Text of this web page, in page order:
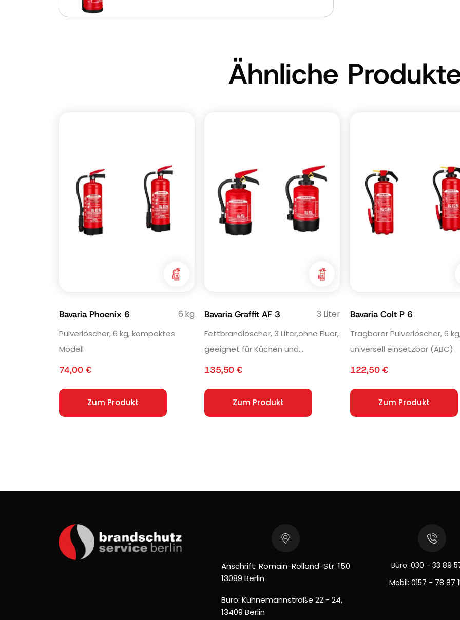
Ähnliche
Bavaria Phoenix 6 6 kg
Pulverlöscher, 6 kg, kompaktes
Modell
74,00 €
Zum Produkt
Bavaria Graffit AF 3 3 Liter
Fettbrandlöscher, 3 Liter,ohne Fluor,
geeignet für Küchen und
Gastronomie
135,50€
Zum Produkt
Bavaria Colt P 6
Tragbarer Pulverlöscher, 6
universell einsetzbar (ABC)
122,50 €
Zum Produkt
Anschrift: Romain-Rolland-Str. 150
13089 Berlin
Büro: Kühnemannstraße 22 - 24,
13409 Berlin
Büro:030 - 33 89
Mobil:0157 - 78 87